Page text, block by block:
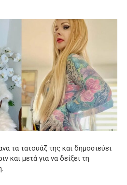
τα τατουάζ της και δημοσιεύει
και μετά για να δείξει τη